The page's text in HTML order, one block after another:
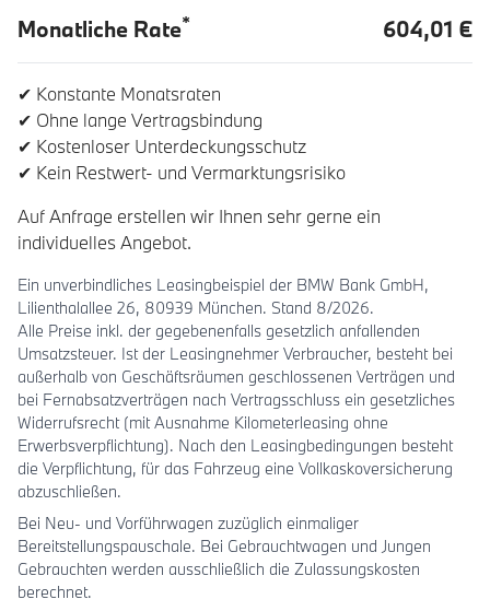
Monatliche Rate* 604,01 €
✔ Konstante Monatsraten
✔ Ohne lange Vertragsbindung
✔ Kostenloser Unterdeckungsschutz
✔ Kein Restwert- und Vermarktungsrisiko
Auf Anfrage erstellen wir Ihnen sehr gerne ein
individuelles Angebot.
Ein unverbindliches Leasingbeispiel der BMW Bank GmbH,
Lilienthalallee 26, 80939 München. Stand 8/2026.
Alle Preise inkl. der gegebenenfalls gesetzlich anfallenden
Umsatzsteuer. Ist der Leasingnehmer Verbraucher, besteht bei
außerhalb von Geschäftsräumen geschlossenen Verträgen und
bei Fernabsatzverträgen nach Vertragsschluss ein gesetzliches
Widerrufsrecht (mit Ausnahme Kilometerleasing ohne
Erwerbsverpflichtung). Nach den Leasingbedingungen besteht
die Verpflichtung, für das Fahrzeug eine Vollkaskoversicherung
abzuschließen.
Bei Neu- und Vorführwagen zuzüglich einmaliger
Bereitstellungspauschale. Bei Gebrauchtwagen und Jungen
Gebrauchten werden ausschließlich die Zulassungskosten
berechnet.